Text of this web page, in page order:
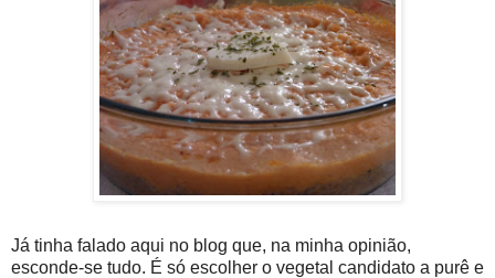
Já tinha falado aqui no blog que, na minha opinião,
esconde-se tudo. É só escolher o vegetal candidato a purê e